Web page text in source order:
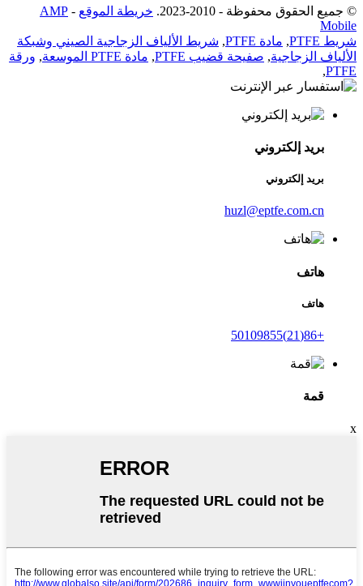
© جميع الحقوق محفوظة - 2010-2023. خريطة الموقع -
AMP
Mobile
شريط PTFE
, مادة PTFE , شريط الألياف الزجاجية الصيني وشبكة
الألياف الزجاجية, صفيحة قضيب PTFE , مادة PTFE الموسعة , ورقة
PTFE
,
بريد إلكتروني
بريد إلكتروني
huzl@eptfe.com.cn
هاتف
هاتف
+86(21)50109855
قمة
x